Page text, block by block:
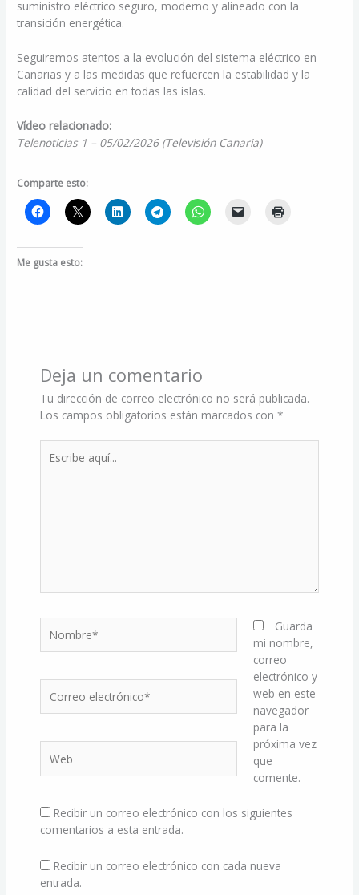
suministro eléctrico seguro, moderno y alineado con la
transición energética.
Seguiremos atentos a la evolución del sistema eléctrico en
Canarias y a las medidas que refuercen la estabilidad y la
calidad del servicio en todas las islas.
Vídeo relacionado:
Telenoticias 1 – 05/02/2026 (Televisión Canaria)
Comparte esto:
Me gusta esto:
Deja un comentario
Tu dirección de correo electrónico no será publicada.
Los campos obligatorios están marcados con*
aquí...
electrónico*
Guarda
mi nombre,
correo
electrónico y
web en este
navegador
para la
próxima vez
que
comente.
Recibir un correo electrónico con los siguientes
comentarios a esta entrada.
Recibir un correo electrónico con cada nueva
entrada.